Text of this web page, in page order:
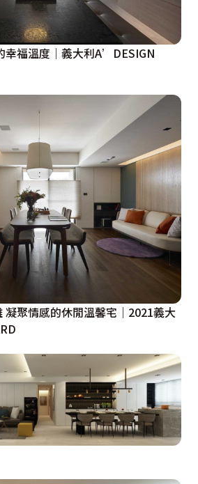
幸福溫度｜義大利A’DESIGN
凝聚情感的休閒溫馨宅｜2021義大